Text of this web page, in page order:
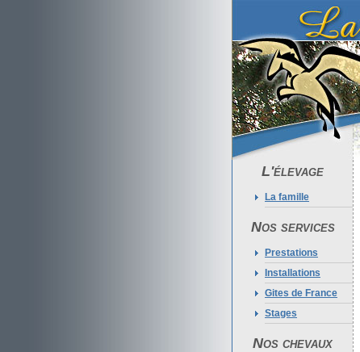
L'élevage
La famille
Nos services
Prestations
Installations
Gites de France
Stages
Nos chevaux